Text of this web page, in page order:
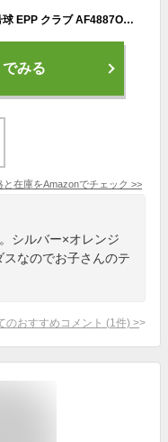
アディダス（adidas） サッカーボール 4号球 EPP クラブ AF4887OR （オレンジ/４/Jr）
みる
と在庫をAmazonでチェック >>
シルバー×オレンジ
なのでお子さんのテ
のおすすめコメント (1 件) >